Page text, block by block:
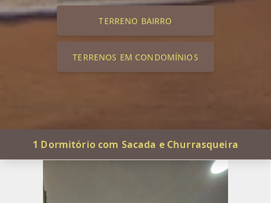
TERRENO BAIRRO
TERRENOS EM CONDOMÍNIOS
1 Dormitório com Sacada e Churrasqueira